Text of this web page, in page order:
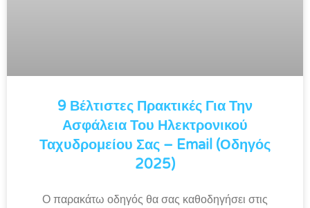
9 Βέλτιστες Πρακτικές Για Την
Ασφάλεια Του Ηλεκτρονικού
Ταχυδρομείου Σας – Email (Οδηγός
2025)
Ο παρακάτω οδηγός θα σας καθοδηγήσει στις